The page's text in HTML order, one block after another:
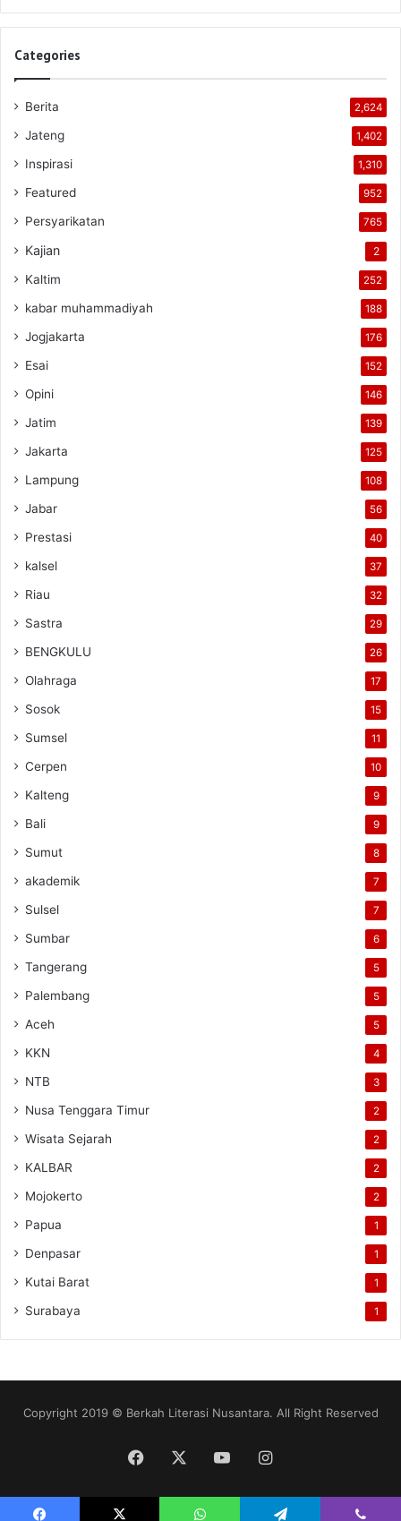
Categories
Berita 2,624
Jateng 1,402
Inspirasi 1,310
Featured 952
Persyarikatan 765
Kajian 2
Kaltim 252
kabar muhammadiyah 188
Jogjakarta 176
Esai 152
Opini 146
Jatim 139
Jakarta 125
Lampung 108
Jabar 56
Prestasi 40
kalsel 37
Riau 32
Sastra 29
BENGKULU 26
Olahraga 17
Sosok 15
Sumsel 11
Cerpen 10
Kalteng 9
Bali 9
Sumut 8
akademik 7
Sulsel 7
Sumbar 6
Tangerang 5
Palembang 5
Aceh 5
KKN 4
NTB 3
Nusa Tenggara Timur 2
Wisata Sejarah 2
KALBAR 2
Mojokerto 2
Papua 1
Denpasar 1
Kutai Barat 1
Surabaya 1
Copyright 2019 © Berkah Literasi Nusantara. All Right Reserved
Facebook YouTubeInstagram